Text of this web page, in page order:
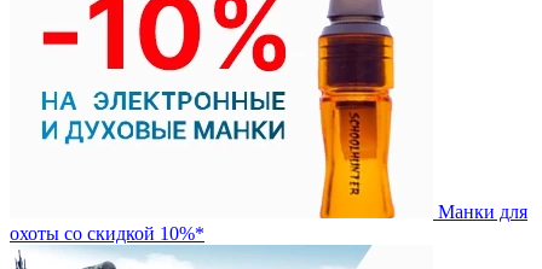
Манки для
охоты со скидкой 10%*